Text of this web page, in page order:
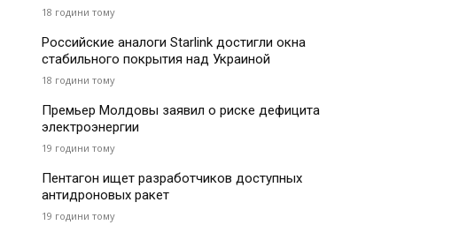
18 години тому
Российские аналоги Starlink достигли окна
стабильного покрытия над Украиной
18 години тому
Премьер Молдовы заявил о риске дефицита
электроэнергии
19 години тому
Пентагон ищет разработчиков доступных
антидроновых ракет
19 години тому